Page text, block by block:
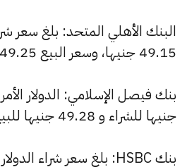
البنك الأهلي المتحد: بلغ سعر
49.15 جنيها، وسعر البيع 49.25 جنيها.
جنيها للشراء و 49.28 جنيها للبيع.